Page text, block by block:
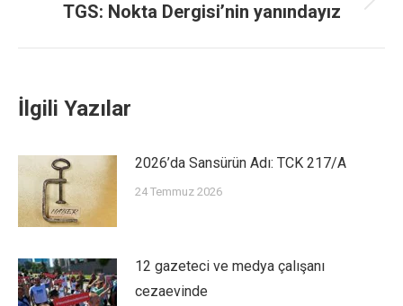
TGS: Nokta Dergisi’nin yanındayız
İlgili Yazılar
2026’da Sansürün Adı: TCK 217/A
24 Temmuz 2026
12 gazeteci ve medya çalışanı
cezaevinde